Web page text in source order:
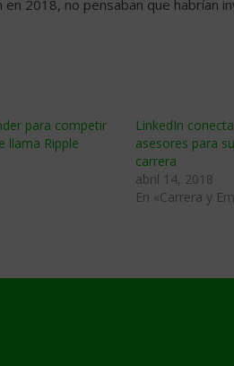
2018, no pensaban que habrían
para competir
llama Ripple
LinkedIn
asesores para
carrera
abril 14, 2018
En «Carrera y